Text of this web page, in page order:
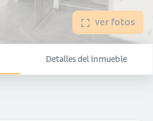
ver fotos
Detalles del inmueble